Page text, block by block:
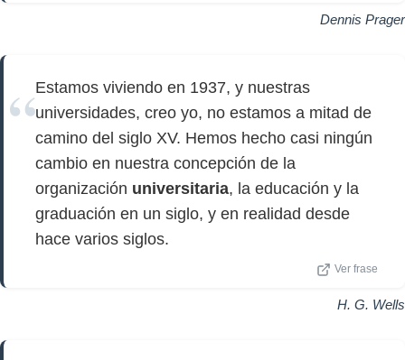
Dennis Prager
Estamos viviendo en 1937, y nuestras
universidades, creo yo, no estamos a mitad de
camino del siglo XV. Hemos hecho casi ningún
cambio en nuestra concepción de la
organización universitaria, la educación y la
graduación en un siglo, y en realidad desde
hace varios siglos.
Ver frase
H. G. Wells